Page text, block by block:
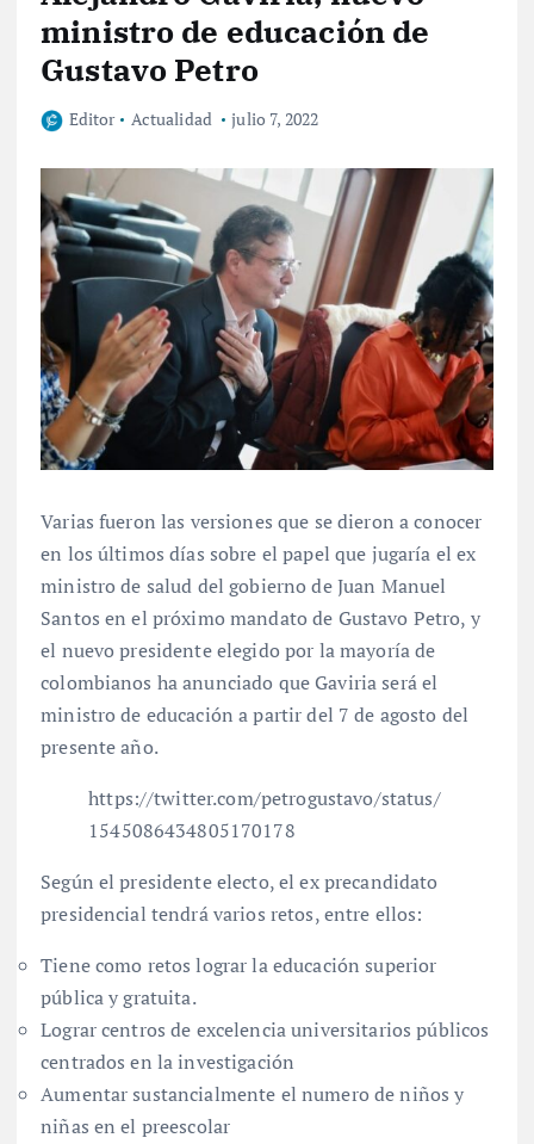
ministro de educación de
Gustavo Petro
Editor Actualidad julio 7, 2022
Varias fueron las versiones que se dieron a conocer
en los últimos días sobre el papel que jugaría el ex
ministro de salud del gobierno de Juan Manuel
Santos en el próximo mandato de Gustavo Petro, y
el nuevo presidente elegido por la mayoría de
colombianos ha anunciado que Gaviria será el
ministro de educación a partir del 7 de agosto del
presente año.
https://twitter.com/petrogustavo/status/
1545086434805170178
Según el presidente electo, el ex precandidato
presidencial tendrá varios retos, entre ellos:
Tiene como retos lograr la educación superior
pública y gratuita.
Lograr centros de excelencia universitarios públicos
centrados en la investigación
Aumentar sustancialmente el numero de niños y
niñas en el preescolar